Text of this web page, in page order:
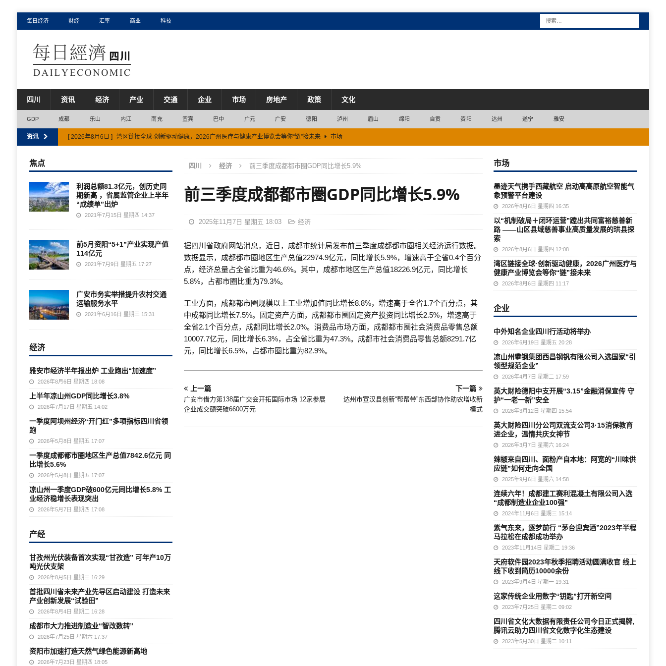
每日经济 财经 汇率 商业 科技
四川 资讯 经济 产业 交通 企业 市场 房地产 政策 文化
GDP 成都 乐山 内江 南充 宜宾 巴中 广元 广安 德阳 泸州 眉山 绵阳 自贡 资阳 达州 遂宁 雅安
资讯 [ 2026年8月6日 ] 湾区链接全球·创新驱动健康，2026广州医疗与健康产业博览会等你“链”接未来 市场
[ 2026年8月6日 ] 雅安市经济半年报出炉 工业跑出“加速度”
[ 2026年8月6日 ] 墨迹天气携手西藏航空 启动高高原航空智能气象预警平台建设 市场
[ 2026年8月6日 ] 以“机制破局＋闭环运营”蹚出共同富裕慈善新路 ——山区县域慈善事业高质量发展的珙县探索 市场
四川 经济 前三季度成都都市圈GDP同比增长5.9%
前三季度成都都市圈GDP同比增长5.9%
2025年11月7日 星期五 18:03 经济
据四川省政府网站消息，近日，成都市统计局发布前三季度成都都市圈相关经济运行数据。
数据显示，成都都市圈地区生产总值22974.9亿元，同比增长5.9%，增速高于全省0.4个百分
点，经济总量占全省比重为46.6%。其中，成都市地区生产总值18226.9亿元，同比增长
5.8%，占都市圈比重为79.3%。
工业方面，成都都市圈规模以上工业增加值同比增长8.8%，增速高于全省1.7个百分点，其
中成都同比增长7.5%。固定资产方面，成都都市圈固定资产投资同比增长2.5%，增速高于
全省2.1个百分点，成都同比增长2.0%。消费品市场方面，成都都市圈社会消费品零售总额
10007.7亿元，同比增长6.3%，占全省比重为47.3%。成都市社会消费品零售总额8291.7亿
元，同比增长6.5%，占都市圈比重为82.9%。
上一篇
广安市借力第138届广交会开拓国际市场 12家参展
企业成交额突破6600万元
下一篇
达州市宣汉县创新“帮帮带”东西部协作助农增收新
模式
焦点
利润总额81.3亿元，创历史同
期新高 ，省属监管企业上半年
“成绩单”出炉
2021年7月15日 星期四 14:37
前5月资阳“5+1”产业实现产值
114亿元
2021年7月9日 星期五 17:27
广安市务实举措提升农村交通
运输服务水平
2021年6月16日 星期三 15:31
经济
雅安市经济半年报出炉 工业跑出“加速度”
2026年8月6日 星期四 18:08
上半年凉山州GDP同比增长3.8%
2026年7月17日 星期五 14:02
一季度阿坝州经济“开门红”多项指标四川省领
跑
2026年5月8日 星期五 17:07
一季度成都都市圈地区生产总值7842.6亿元 同
比增长5.6%
2026年5月8日 星期五 17:07
凉山州一季度GDP破600亿元同比增长5.8% 工
业经济稳增长表现突出
2026年5月7日 星期四 17:08
产经
甘孜州光伏装备首次实现“甘孜造” 可年产10万
吨光伏支架
2026年8月5日 星期三 16:29
首批四川省未来产业先导区启动建设 打造未来
产业创新发展“试验田”
2026年8月4日 星期二 16:28
成都市大力推进制造业“智改数转”
2026年7月25日 星期六 17:37
资阳市加速打造天然气绿色能源新高地
2026年7月23日 星期四 18:05
市场
墨迹天气携手西藏航空 启动高高原航空智能气
象预警平台建设
2026年8月6日 星期四 16:35
以“机制破局＋闭环运营”蹚出共同富裕慈善新
路 ——山区县域慈善事业高质量发展的珙县探
索
2026年8月6日 星期四 12:08
湾区链接全球·创新驱动健康，2026广州医疗与
健康产业博览会等你“链”接未来
2026年8月6日 星期四 11:17
企业
中外知名企业四川行活动将举办
2026年6月19日 星期五 20:28
凉山州攀钢集团西昌钢钒有限公司入选国家“引
领型规范企业”
2026年4月7日 星期二 17:59
英大财险德阳中支开展“3.15”金融消保宣传 守
护“一老一新”安全
2026年3月12日 星期四 15:54
英大财险四川分公司双流支公司3·15消保教育
进企业，温情共庆女神节
2026年3月7日 星期六 16:24
辣椒来自四川、面粉产自本地：阿宽的“川味供
应链”如何走向全国
2025年9月6日 星期六 14:58
连续六年！成都建工赛利混凝土有限公司入选
“成都制造业企业100强”
2024年11月6日 星期三 15:14
紫气东来，逐梦前行 “茅台迎宾酒”2023年半程
马拉松在成都成功举办
2023年11月14日 星期二 19:36
天府软件园2023年秋季招聘活动圆满收官 线上
线下收到简历10000余份
2023年9月4日 星期一 19:31
这家传统企业用数字“钥匙”打开新空间
2023年7月25日 星期二 09:02
四川省文化大数据有限责任公司今日正式揭牌,
腾讯云助力四川省文化数字化生态建设
2023年5月30日 星期二 10:11